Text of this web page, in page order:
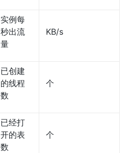
实例每
秒出流
量
KB/s
已创建
的线程
数
个
已经打
开的表
数
个